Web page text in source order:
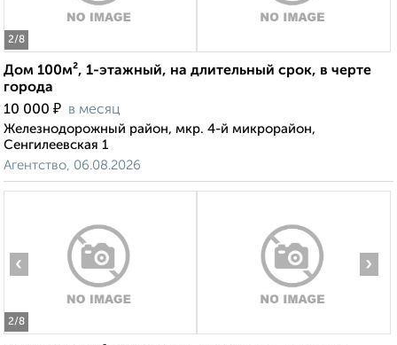
2/8
Дом 100м², 1-этажный, на длительный срок, в черте
города
10 000 ₽ в месяц
Железнодорожный район, мкр. 4-й микрорайон,
Сенгилеевская 1
Агентство, 06.08.2026
2/8
‹ ›